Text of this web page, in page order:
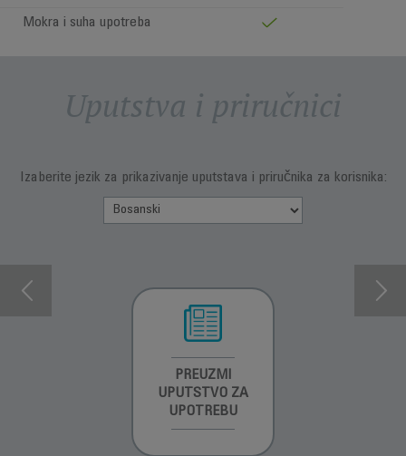
Mokra i suha upotreba
Uputstva i priručnici
Izaberite jezik za prikazivanje uputstava i priručnika za korisnika:
PREUZMI
UPUTSTVO ZA
UPOTREBU